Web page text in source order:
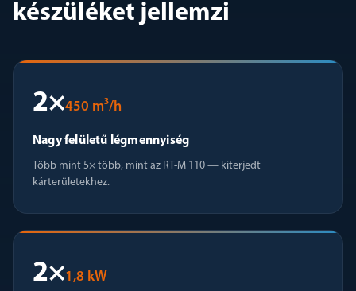
készüléket jellemzi
2×450 m³/h
Nagy felületű légmennyiség
Több mint 5× több, mint az RT-M 110 — kiterjedt
kárterületekhez.
2×1,8 kW